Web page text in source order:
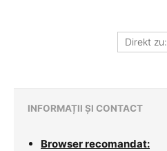
Direkt
zu:
INFORMAȚII ȘI CONTACT
Browser recomandat: